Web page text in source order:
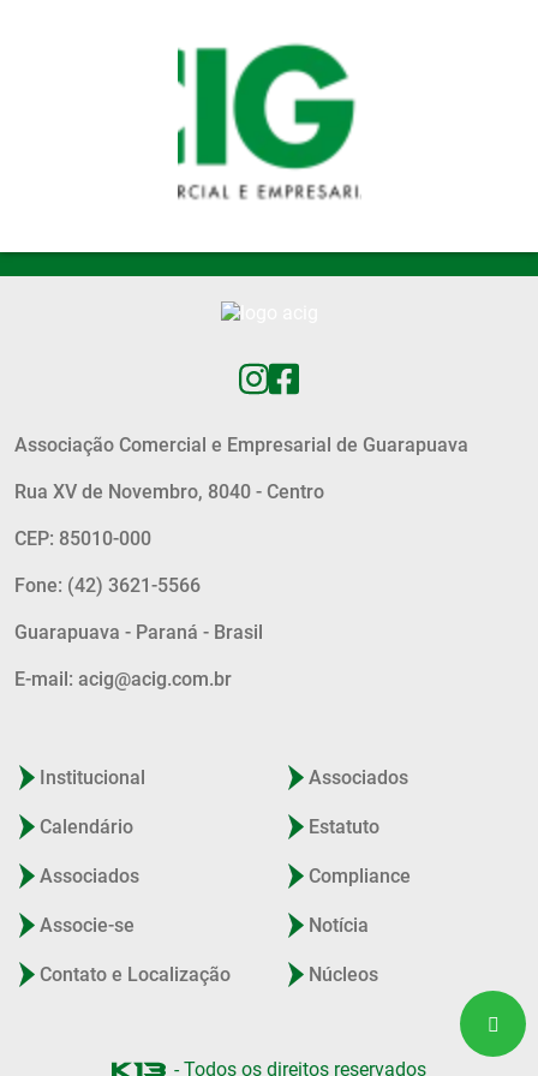
Associação Comercial e Empresarial de Guarapuava
Rua XV de Novembro, 8040 - Centro
CEP: 85010-000
Fone: (42) 3621-5566
Guarapuava - Paraná - Brasil
E-mail: acig@acig.com.br
Institucional
Calendário
Associados
Associe-se
Contato e Localização
Associados
Estatuto
Compliance
Notícia
Núcleos
- Todos os direitos reservados